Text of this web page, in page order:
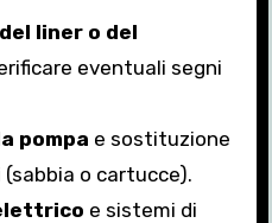
liner o del
eventuali segni
pompa e sostituzione
o cartucce).
e sistemi di